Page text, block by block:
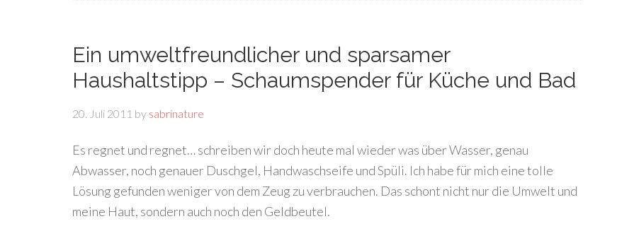
Ein umweltfreundlicher und sparsamer
Haushaltstipp – Schaumspender für Küche und Bad
20. Juli 2011 by sabrinature
Es regnet und regnet… schreiben wir doch heute mal wieder was über Wasser, genau
Abwasser, noch genauer Duschgel, Handwaschseife und Spüli. Ich habe für mich eine tolle
Lösung gefunden weniger von dem Zeug zu verbrauchen. Das schont nicht nur die Umwelt und
meine Haut, sondern auch noch den Geldbeutel.